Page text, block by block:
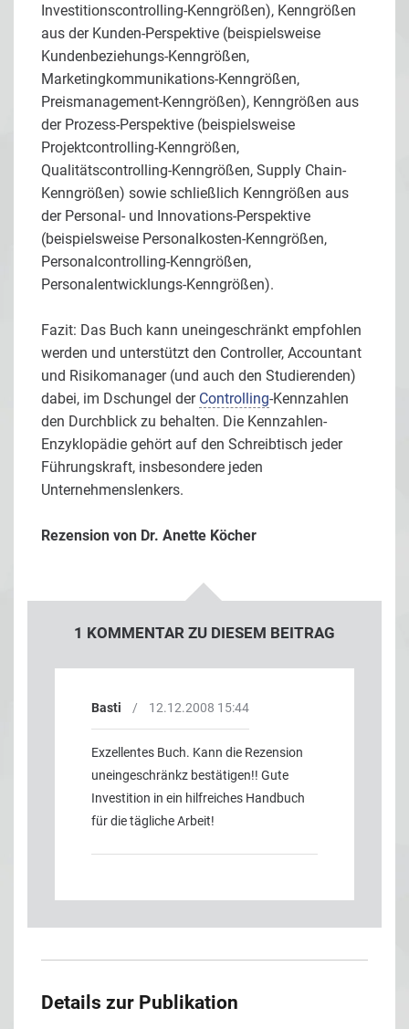
Investitionscontrolling-Kenngrößen), Kenngrößen
aus der Kunden-Perspektive (beispielsweise
Kundenbeziehungs-Kenngrößen,
Marketingkommunikations-Kenngrößen,
Preismanagement-Kenngrößen), Kenngrößen aus
der Prozess-Perspektive (beispielsweise
Projektcontrolling-Kenngrößen,
Qualitätscontrolling-Kenngrößen, Supply Chain-
Kenngrößen) sowie schließlich Kenngrößen aus
der Personal- und Innovations-Perspektive
(beispielsweise Personalkosten-Kenngrößen,
Personalcontrolling-Kenngrößen,
Personalentwicklungs-Kenngrößen).
Fazit: Das Buch kann uneingeschränkt empfohlen
werden und unterstützt den Controller, Accountant
und Risikomanager (und auch den Studierenden)
dabei, im Dschungel der Controlling-Kennzahlen
den Durchblick zu behalten. Die Kennzahlen-
Enzyklopädie gehört auf den Schreibtisch jeder
Führungskraft, insbesondere jeden
Unternehmenslenkers.
Rezension von Dr. Anette Köcher
1 KOMMENTAR ZU DIESEM BEITRAG
Basti / 12.12.2008 15:44
Exzellentes Buch. Kann die Rezension
uneingeschränkz bestätigen!! Gute
Investition in ein hilfreiches Handbuch
für die tägliche Arbeit!
Details zur Publikation